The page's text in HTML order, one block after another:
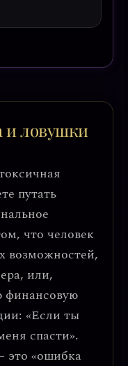
и ловушки
путать
что человек
возможностей,
или,
финансовую
«Если ты
спасти».
это «ошибка